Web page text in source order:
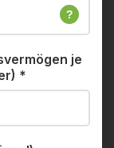
?
je
*